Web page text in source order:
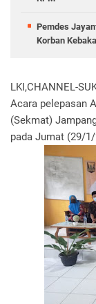
Pemdes
Korban
LKI,CHANNEL-
Acara pelepasan
(Sekmat)
pada Jumat (29/